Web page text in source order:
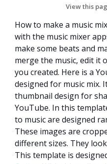
View this
How to make a music
with the music mixer
make some beats and
merge the music, edit it
you created. Here is a
designed for music mix.
thumbnail design for
YouTube. In this
to music are designed
These images are
different sizes. They
This template is